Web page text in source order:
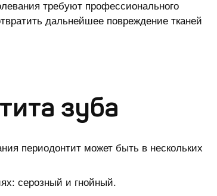
требуют профессионального
дальнейшее повреждение тканей
зуба
периодонтит может быть в нескольких
серозный и гнойный.